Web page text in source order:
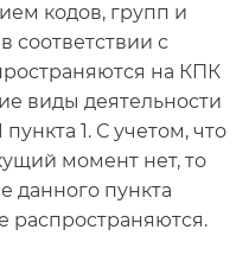
кодов, групп и
соответствии с
на КПК
виды деятельности
1. С учетом, что
момент нет, то
данного пункта
распространяются.